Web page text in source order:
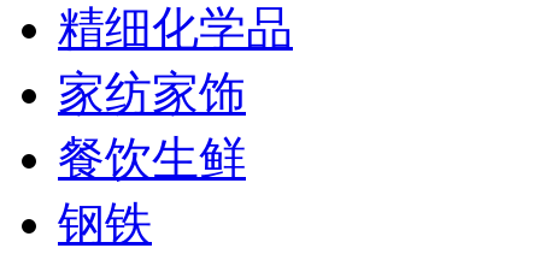
精细化学品
家纺家饰
餐饮生鲜
钢铁